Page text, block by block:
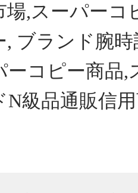
場,スーパー
, ブランド腕
ーコピー商品
N級品通販信